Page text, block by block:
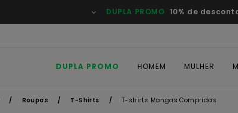
DUPLA PROMO 10% de
DUPLA PROMO HOMEM MULHER
Roupas T-Shirts T-shirts Mangas Compridas